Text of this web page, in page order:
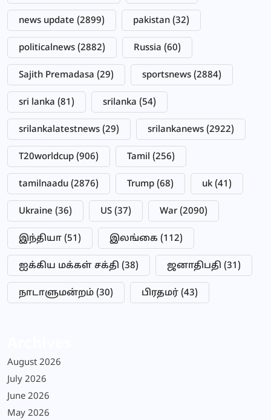
news update (2899) pakistan (32)
politicalnews (2882) Russia (60)
Sajith Premadasa (29) sportsnews (2884)
sri lanka (81) srilanka (54)
srilankalatestnews (29) srilankanews (2922)
T20worldcup (906) Tamil (256)
tamilnaadu (2876) Trump (68) uk (41)
Ukraine (36) US (37) War (2090)
இந்தியா (51) இலங்கை (112)
ஐக்கிய மக்கள் சக்தி (38) ஜனாதிபதி (31)
நாடாளுமன்றம் (30) பிரதமர் (43)
August 2026
July 2026
June 2026
May 2026